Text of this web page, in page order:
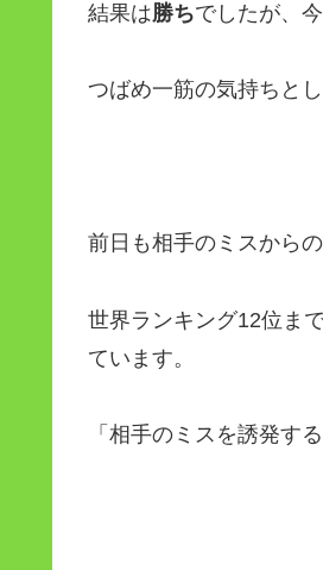
結果は勝ちでしたが、
つばめ一筋の気持ちとし
前日も相手のミスから
世界ランキング12位ま
ています。
「相手のミスを誘発す